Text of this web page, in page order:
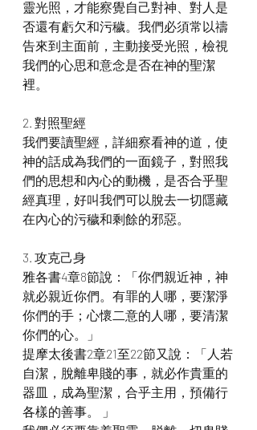
靈光照，才能察覺自己對神、對人是
否還有虧欠和污穢。我們必須常以禱
告來到主面前，主動接受光照，檢視
我們的心思和意念是否在神的聖潔
裡。
2. 對照聖經
我們要讀聖經，詳細察看神的道，使
神的話成為我們的一面鏡子，對照我
們的思想和內心的動機，是否合乎聖
經真理，好叫我們可以脫去一切隱藏
在內心的污穢和剩餘的邪惡。
3. 攻克己身
雅各書4章8節說：「你們親近神，神
就必親近你們。有罪的人哪，要潔淨
你們的手；心懷二意的人哪，要清潔
你們的心。」
提摩太後書2章21至22節又說：「人若
自潔，脫離卑賤的事，就必作貴重的
器皿，成為聖潔，合乎主用，預備行
各樣的善事。 」